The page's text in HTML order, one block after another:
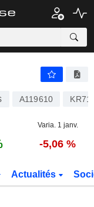
A119610
Varia. 1 janv.
-5,06 %
Actualités